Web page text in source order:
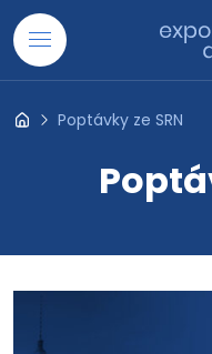
Přejít na obsah
Hledat
Poptávky ze SRN